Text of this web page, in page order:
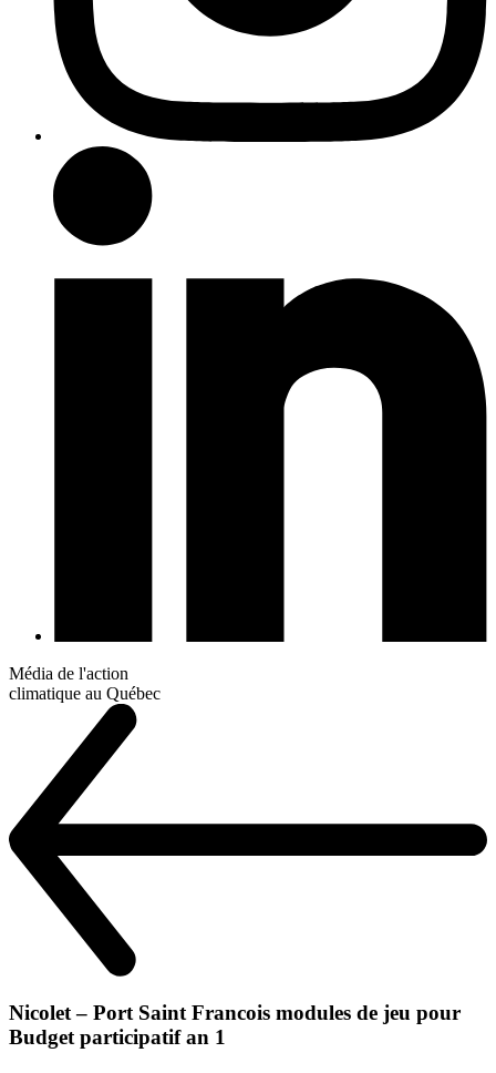
Média de l'action
climatique au Québec
Nicolet – Port Saint Francois modules de jeu pour
Budget participatif an 1